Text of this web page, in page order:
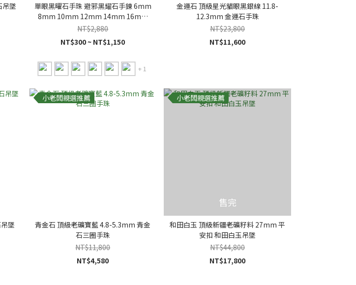
吊墜
單眼黑曜石手珠 避邪黑耀石手鍊 6mm
8mm 10mm 12mm 14mm 16mm
18mm
NT$2,880
NT$300 ~ NT$1,150
+ 1
金運石 頂級星光貓眼黑銀線 11.8-
12.3mm 金運石手珠
NT$23,800
NT$11,600
墜
小老闆親選推薦
青金石 頂級老礦寶藍 4.8-5.3mm 青金
石三圈手珠
NT$11,800
NT$4,580
小老闆親選推薦
售完
和田白玉 頂級新疆老礦籽料 27mm 平
安扣 和田白玉吊墜
NT$44,800
NT$17,800